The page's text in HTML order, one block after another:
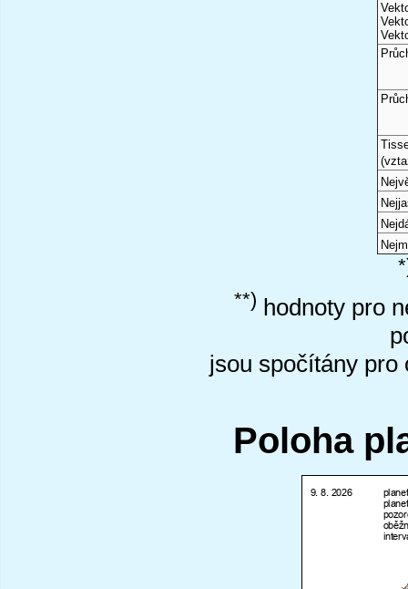
**) hodnoty pro
jsou spočítány pro
Poloha